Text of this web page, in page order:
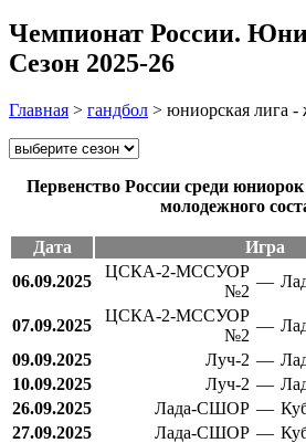
Чемпионат России.
Сезон 2025-26
Главная > гандбол > юниорская лига
Первенство России среди
молодежного
Дата Игра
06.09.2025
ЦСКА-2-МССУОР
№2
—
07.09.2025
ЦСКА-2-МССУОР
№2
—
09.09.2025
Луч-2 —
10.09.2025
Луч-2 —
26.09.2025
Лада-СШОР —
27.09.2025
Лада-СШОР —